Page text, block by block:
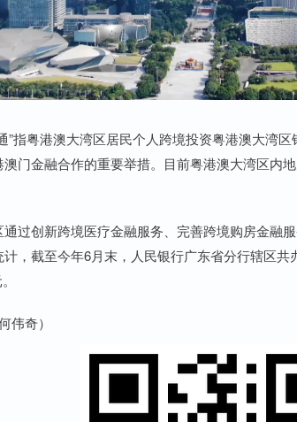
粤港澳大湾区居民个人跨境投资粤港澳大湾区
门金融合作的重要举措。目前粤港澳大湾区内
创新跨境医疗金融服务、完善跨境购房金融
，截至今年6月末，人民银行广东省分行辖区
奇）